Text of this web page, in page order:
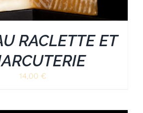
RACLETTE ET
14,00 €